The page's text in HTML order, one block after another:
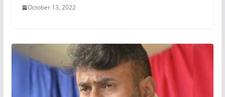
October 13, 2022